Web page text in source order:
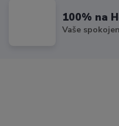
100% na
Vaše